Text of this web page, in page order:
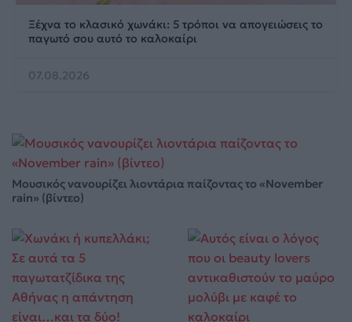
Ξέχνα το κλασικό χωνάκι: 5 τρόποι να απογειώσεις το
παγωτό σου αυτό το καλοκαίρι
07.08.2026
Μουσικός νανουρίζει λιοντάρια παίζοντας το «November
rain» (βίντεο)